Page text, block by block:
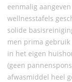
eenmalig
wellnesstafels
solide
men prima
in het eigen
(geen
afwasmiddel heel